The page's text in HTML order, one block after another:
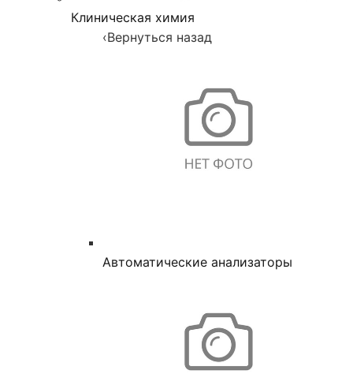
Клиническая химия
‹Вернуться назад
Автоматические анализаторы